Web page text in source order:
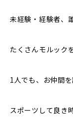
未経験・経験者、
たくさんモルック
1人でも、お仲間を
スポーツして良き